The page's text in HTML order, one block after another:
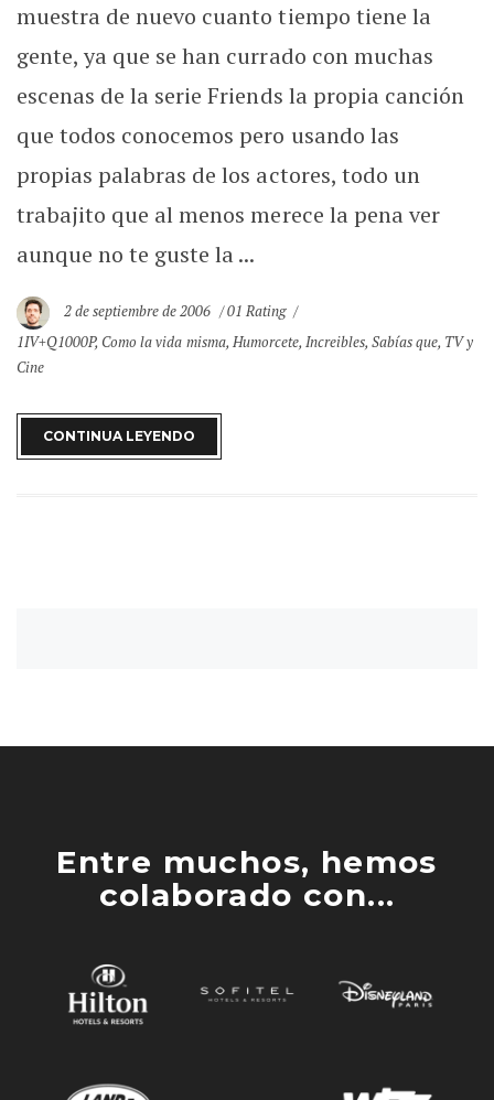
muestra de nuevo cuanto tiempo tiene la
gente, ya que se han currado con muchas
escenas de la serie Friends la propia canción
que todos conocemos pero usando las
propias palabras de los actores, todo un
trabajito que al menos merece la pena ver
aunque no te guste la ...
2 de septiembre de 2006
01 Rating
1IV+Q1000P, Como la vida misma,Humorcete,Increibles,Sabías que, TV y
Cine
CONTINUA LEYENDO
Entre muchos, hemos
colaborado con...